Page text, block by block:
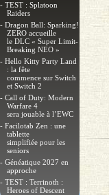
- TEST : Splatoon
Raiders
- Dragon Ball: Sparking!
ZERO accueille
le DLC « Super Limit-
Breaking NEO »
- Hello Kitty Party Land
: la fête
commence sur Switch
et Switch 2
- Call of Duty: Modern
Warfare 4
sera jouable à l’EWC
- Facilotab Zen : une
tablette
simplifiée pour les
seniors
- Généatique 2027 en
approche
- TEST : Terrinoth :
Heroes of Descent